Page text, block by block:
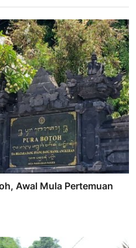
Awal Mula Pertemuan